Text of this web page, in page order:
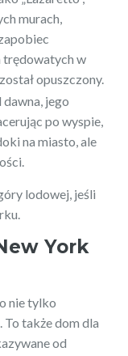
murach,
trędowatych w
opuszczony.
dawna, jego
po wyspie,
na miasto, ale
lodowej, jeśli
York
nie tylko
To także dom dla
od